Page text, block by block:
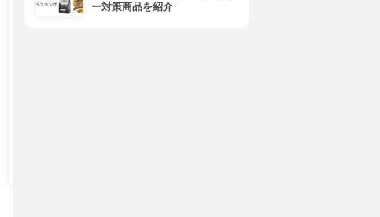
ー対策商品を紹介